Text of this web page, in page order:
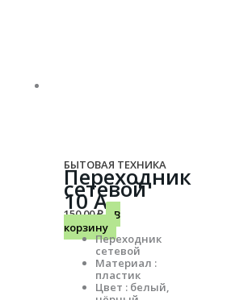
БЫТОВАЯ ТЕХНИКА
Переходник
сетевой
10 А
150.00₽
В
корзину
Переходник
сетевой
Материал :
пластик
Цвет : белый,